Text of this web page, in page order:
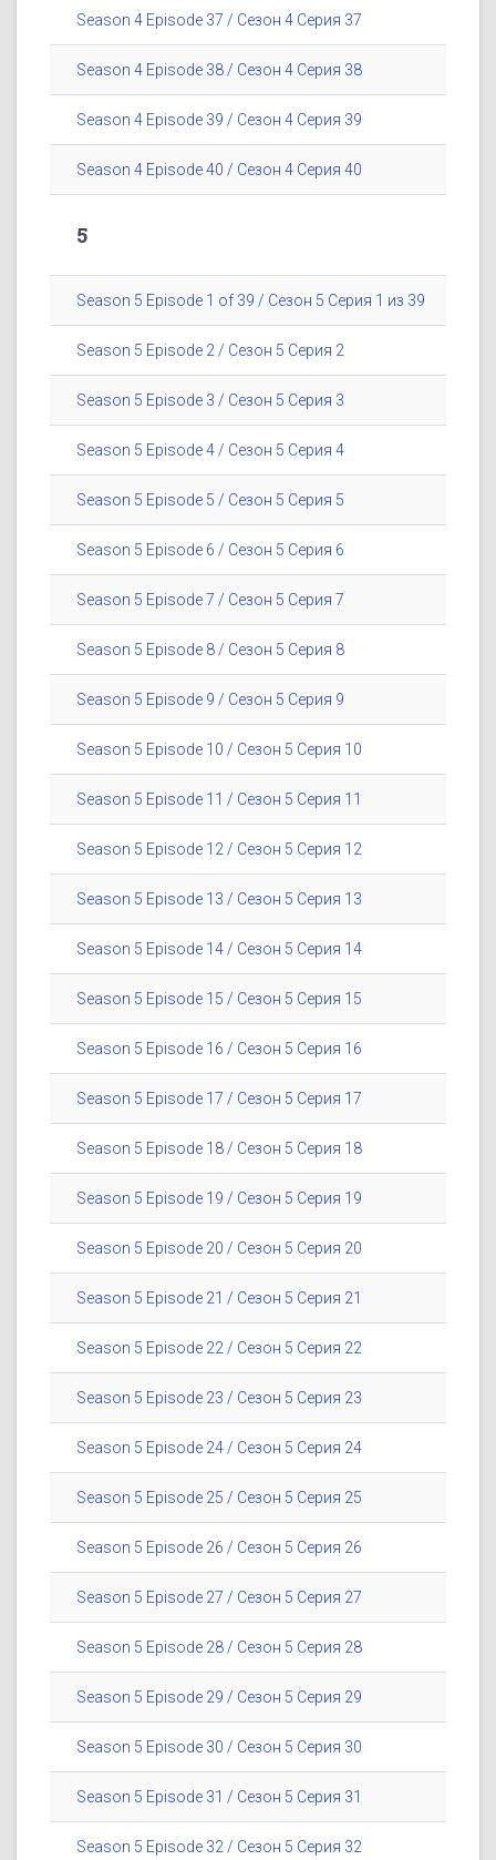
Season 4 Episode 37 / Сезон 4 Серия 37
Season 4 Episode 38 / Сезон 4 Серия 38
Season 4 Episode 39 / Сезон 4 Серия 39
Season 4 Episode 40 / Сезон 4 Серия 40
5
Season 5 Episode 1 of 39 / Сезон 5 Серия 1 из 39
Season 5 Episode 2 / Сезон 5 Серия 2
Season 5 Episode 3 / Сезон 5 Серия 3
Season 5 Episode 4 / Сезон 5 Серия 4
Season 5 Episode 5 / Сезон 5 Серия 5
Season 5 Episode 6 / Сезон 5 Серия 6
Season 5 Episode 7 / Сезон 5 Серия 7
Season 5 Episode 8 / Сезон 5 Серия 8
Season 5 Episode 9 / Сезон 5 Серия 9
Season 5 Episode 10 / Сезон 5 Серия 10
Season 5 Episode 11 / Сезон 5 Серия 11
Season 5 Episode 12 / Сезон 5 Серия 12
Season 5 Episode 13 / Сезон 5 Серия 13
Season 5 Episode 14 / Сезон 5 Серия 14
Season 5 Episode 15 / Сезон 5 Серия 15
Season 5 Episode 16 / Сезон 5 Серия 16
Season 5 Episode 17 / Сезон 5 Серия 17
Season 5 Episode 18 / Сезон 5 Серия 18
Season 5 Episode 19 / Сезон 5 Серия 19
Season 5 Episode 20 / Сезон 5 Серия 20
Season 5 Episode 21 / Сезон 5 Серия 21
Season 5 Episode 22 / Сезон 5 Серия 22
Season 5 Episode 23 / Сезон 5 Серия 23
Season 5 Episode 24 / Сезон 5 Серия 24
Season 5 Episode 25 / Сезон 5 Серия 25
Season 5 Episode 26 / Сезон 5 Серия 26
Season 5 Episode 27 / Сезон 5 Серия 27
Season 5 Episode 28 / Сезон 5 Серия 28
Season 5 Episode 29 / Сезон 5 Серия 29
Season 5 Episode 30 / Сезон 5 Серия 30
Season 5 Episode 31 / Сезон 5 Серия 31
Season 5 Episode 32 / Сезон 5 Серия 32